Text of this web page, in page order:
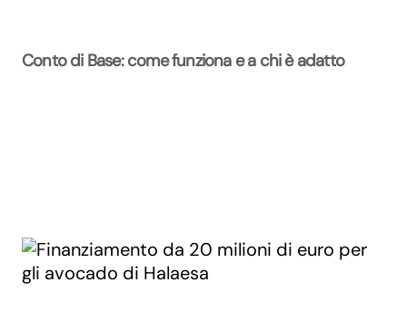
Conto di Base: come funziona e a chi è adatto